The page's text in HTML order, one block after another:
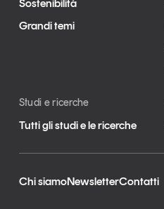
Sostenibilità
Grandi temi
Studi e ricerche
Tutti gli studi e le ricerche
Chi siamoNewsletterContatti